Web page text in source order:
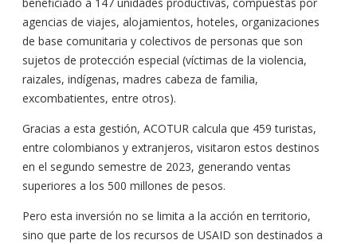
agencias de viajes, alojamientos, hoteles, organizaciones
de base comunitaria y colectivos de personas que son
sujetos de protección especial (víctimas de la violencia,
raizales, indígenas, madres cabeza de familia,
excombatientes, entre otros).
Gracias a esta gestión, ACOTUR calcula que 459 turistas,
entre colombianos y extranjeros, visitaron estos destinos
en el segundo semestre de 2023, generando ventas
superiores a los 500 millones de pesos.
Pero esta inversión no se limita a la acción en territorio,
sino que parte de los recursos de USAID son destinados a